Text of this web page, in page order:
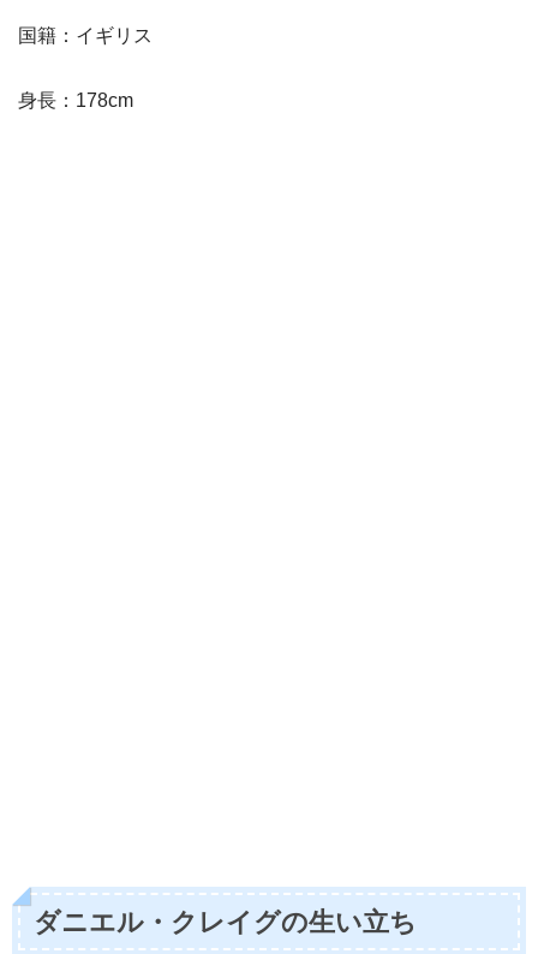
国籍：イギリス
身長：178cm
ダニエル・クレイグの生い立ち